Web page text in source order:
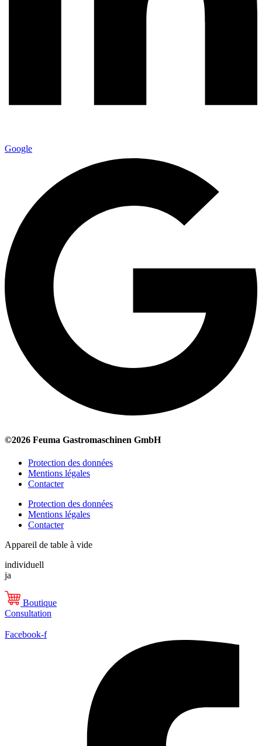
Google
©2026 Feuma Gastromaschinen GmbH
Protection des données
Mentions légales
Contacter
Protection des données
Mentions légales
Contacter
Appareil de table à vide
individuell
ja
Boutique
Consultation
Facebook-f